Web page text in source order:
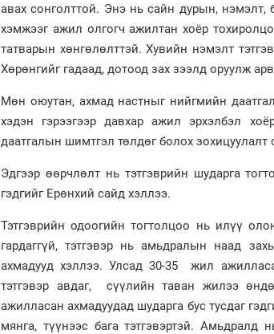
авах сонголттой. Энэ нь сайн дурын,
хэмжээг ажил олгогч ажилтан хоёр
татварын хөнгөлөлттэй. Хувийн нэмэлт
Хөрөнгийг гадаад, дотоод зах зээлд оруулж
Мөн оюутан, ахмад настныг нийгмийн
хэдэн гэрээгээр давхар ажил эрхэлбэл
даатгалын шимтгэл төлдөг болох зохицуулалт
Эдгээр өөрчлөлт нь тэтгэврийн шударга
гэдгийг Ерөнхий сайд хэллээ.
Тэтгэврийн одоогийн тогтолцоо нь илүү
гардаггүй, тэтгэвэр нь амьдралын наад
ахмадууд хэллээ. Улсад 30-35 жил
тэтгэвэр авдаг, сүүлийн таван жилээ
ажилласан ахмадуудад шударга бус тусдаг
мянга, түүнээс бага тэтгэвэртэй. Амьдралд